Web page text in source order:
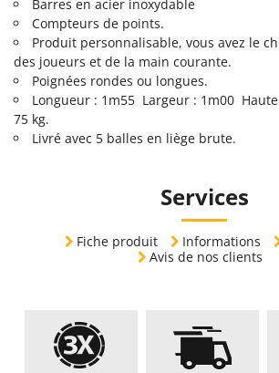
Barres en acier inoxydable
Compteurs de points.
Produit personnalisable, vous avez le
des joueurs et de la main courante.
Poignées rondes ou longues.
Longueur : 1m55 Largeur : 1m00
75 kg.
Livré avec 5 balles en liège brute.
Services
Fiche produit Informations
Avis de nos clients